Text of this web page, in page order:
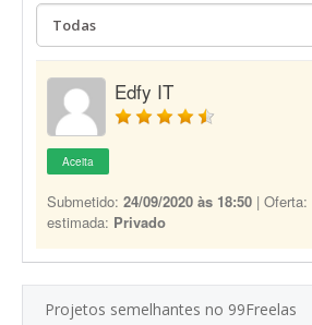
Edfy IT
Aceita
Submetido: 24/09/2020 às 18:50 | Oferta:
estimada: Privado
Projetos semelhantes no 99Freelas